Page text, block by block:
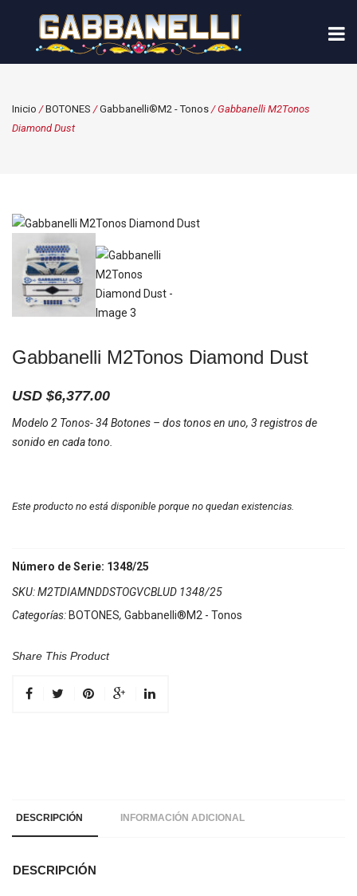
Inicio /BOTONES /Gabbanelli®M2 - Tonos / Gabbanelli M2Tonos
Diamond Dust
Gabbanelli M2Tonos Diamond Dust
USD $6,377.00
Modelo 2 Tonos- 34 Botones – dos tonos en uno, 3 registros de
sonido en cada tono.
Este producto no está disponible porque no quedan existencias.
Número de Serie: 1348/25
SKU:M2TDIAMNDDSTOGVCBLUD 1348/25
Categorías:BOTONES, Gabbanelli®M2 - Tonos
Share This Product
DESCRIPCIÓN INFORMACIÓN ADICIONAL
DESCRIPCIÓN